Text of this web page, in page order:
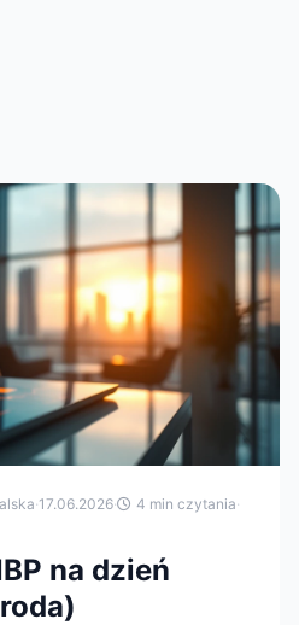
·17.06.2026· 4 min czytania·
na dzień